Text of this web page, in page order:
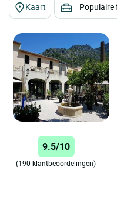
Kaart Populaire
9.5/10
(190 klantbeoordelingen)